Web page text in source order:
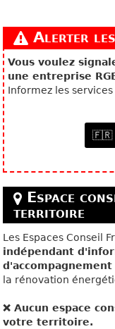
Alerter
Vous voulez
une entreprise
Informez les
🇫🇷
Espace
territoire
Les Espaces Conseil
indépendant
la rénovation
❌ Aucun espace
votre territoire.